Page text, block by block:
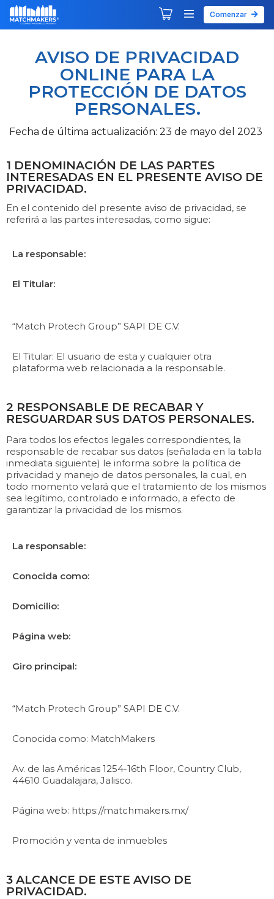
Comenzar
AVISO DE PRIVACIDAD
ONLINE PARA LA
PROTECCIÓN DE DATOS
PERSONALES.
Fecha de última actualización: 23 de mayo del 2023
1 DENOMINACIÓN DE LAS PARTES
INTERESADAS EN EL PRESENTE AVISO DE
PRIVACIDAD.
En el contenido del presente aviso de privacidad, se
referirá a las partes interesadas, como sigue:
La responsable:
El Titular:
“Match Protech Group” SAPI DE C.V.
El Titular: El usuario de esta y cualquier otra
plataforma web relacionada a la responsable.
2 RESPONSABLE DE RECABAR Y
RESGUARDAR SUS DATOS PERSONALES.
Para todos los efectos legales correspondientes, la
responsable de recabar sus datos (señalada en la tabla
inmediata siguiente) le informa sobre la política de
privacidad y manejo de datos personales, la cual, en
todo momento velará que el tratamiento de los mismos
sea legítimo, controlado e informado, a efecto de
garantizar la privacidad de los mismos.
La responsable:
Conocida como:
Domicilio:
Página web:
Giro principal:
“Match Protech Group” SAPI DE C.V.
Conocida como: MatchMakers
Av. de las Américas 1254-16th Floor, Country Club,
44610 Guadalajara, Jalisco.
Página web: https://matchmakers.mx/
Promoción y venta de inmuebles
3 ALCANCE DE ESTE AVISO DE
PRIVACIDAD.